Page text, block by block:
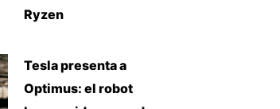
Ryzen
Tesla presenta a
Optimus: el robot